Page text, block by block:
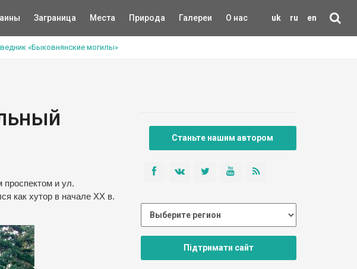
uk ru en
Заграница Места Природа Галереи О нас
«Быковнянские могилы»
и ул.
как хутор в начале ХХ в.
Станьте нашим автором
Підтримати сайт